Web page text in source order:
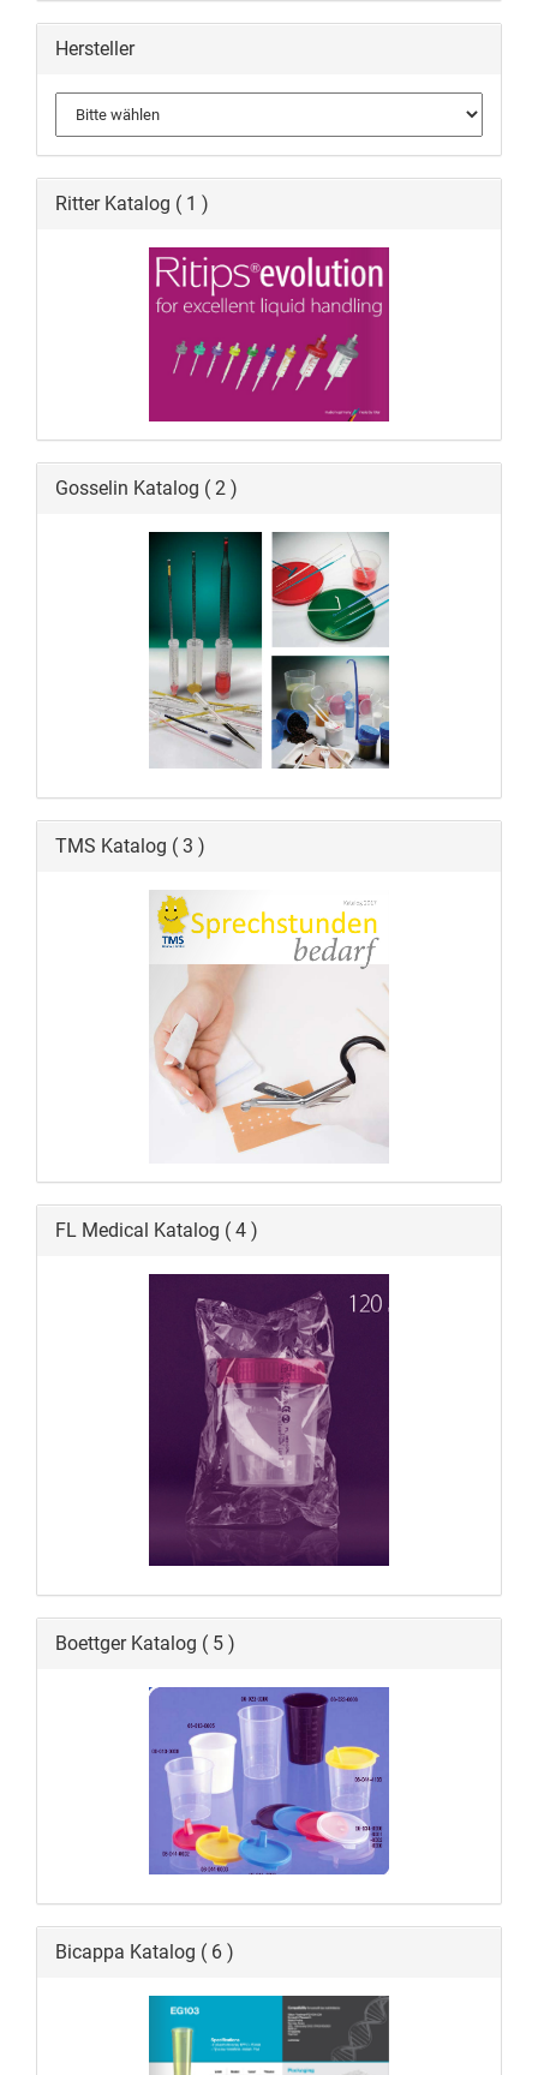
Hersteller
Ritter Katalog ( 1 )
Gosselin Katalog ( 2 )
TMS Katalog ( 3 )
FL Medical Katalog ( 4 )
Boettger Katalog ( 5 )
Bicappa Katalog ( 6 )